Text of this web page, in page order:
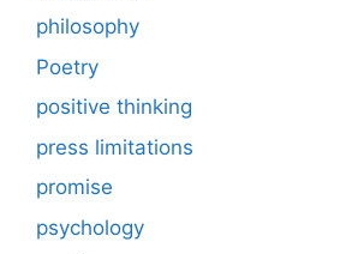
philosophy
Poetry
positive thinking
press limitations
promise
psychology